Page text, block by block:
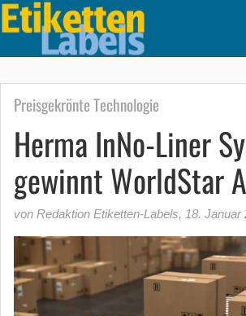
Preisgekrönte Technologie
Herma InNo-Liner
gewinnt WorldStar
von Redaktion Etiketten-Labels, 18. Januar